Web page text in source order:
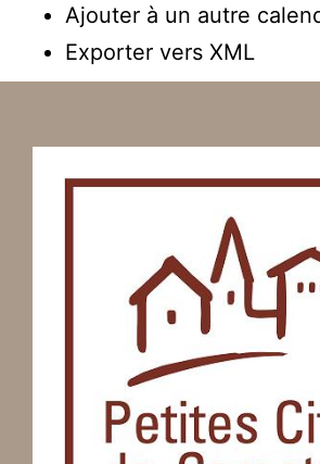
Ajouter à un autre
Exporter vers XML